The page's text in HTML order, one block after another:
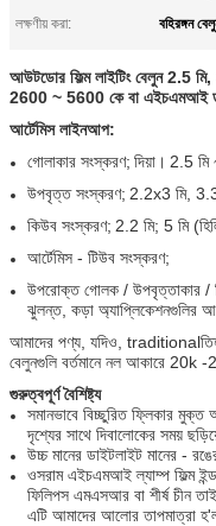
লক্ষণীয় করা:
বহিরঙ্গন
আউটডোর ফিল্ম লাইটিং বেলুন 2.5
2600 ~ 5600 কে বা এইচএমআই
আর্টেমিস লাইনআপ:
গোলাকার সংস্করণ; দিয়া। 2.5 মি
উপবৃত্ত সংস্করণ; 2.2x3 মি,
কিউব সংস্করণ; 2.2 মি; 5 মি
আর্টেমিস - টিউব সংস্করণ;
উপরোক্ত গোলক / উপবৃত্তাকার /
ঝুলন্ত, কড়া অ্যাপ্লিকেশনগুলির
আমাদের পণ্য, যদিও,
বেলুনগুলি বর্তমানে নল আকারে 20k
গুরুত্বপূর্ণ বৈশিষ্ট্য
সমানভাবে বিচ্ছুরিত ফ্লিকার মুক্ত
দৃশ্যের সাথে দিবালোকের সময়
উচ্চ মানের ডাইটলাইট মানের -
ওসরাম এইচএমআই ল্যাম্প ফিল্ম
ফিলিপস এমএসআর বা শীর্ষ চীন
এটি আমাদের আলোর তাপমাত্রা হ'ল